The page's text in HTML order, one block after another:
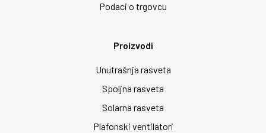
Podaci o trgovcu
Proizvodi
Unutrašnja rasveta
Spoljna rasveta
Solarna rasveta
Plafonski ventilatori